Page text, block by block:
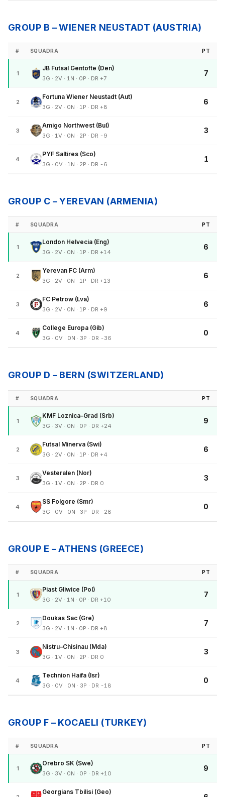
GROUP B – WIENER NEUSTADT (AUSTRIA)
# SQUADRA PT
1
JB Futsal Gentofte (Den)
3G · 2V · 1N · 0P · DR +7
7
2
Fortuna Wiener Neustadt (Aut)
3G · 2V · 0N · 1P · DR +8
6
3
Amigo Northwest (Bul)
3G · 1V · 0N · 2P · DR -9
3
4
PYF Saltires (Sco)
3G · 0V · 1N · 2P · DR -6
1
GROUP C – YEREVAN (ARMENIA)
# SQUADRA PT
1
London Helvecia (Eng)
3G · 2V · 0N · 1P · DR +14
6
2
Yerevan FC (Arm)
3G · 2V · 0N · 1P · DR +13
6
3
FC Petrow (Lva)
3G · 2V · 0N · 1P · DR +9
6
4
College Europa (Gib)
3G · 0V · 0N · 3P · DR -36
0
GROUP D – BERN (SWITZERLAND)
# SQUADRA PT
1
KMF Loznica–Grad (Srb)
3G · 3V · 0N · 0P · DR +24
9
2
Futsal Minerva (Swi)
3G · 2V · 0N · 1P · DR +4
6
3
Vesteralen (Nor)
3G · 1V · 0N · 2P · DR 0
3
4
SS Folgore (Smr)
3G · 0V · 0N · 3P · DR -28
0
GROUP E – ATHENS (GREECE)
# SQUADRA PT
1
Piast Gliwice (Pol)
3G · 2V · 1N · 0P · DR +10
7
2
Doukas Sac (Gre)
3G · 2V · 1N · 0P · DR +8
7
3
Nistru–Chisinau (Mda)
3G · 1V · 0N · 2P · DR 0
3
4
Technion Haifa (Isr)
3G · 0V · 0N · 3P · DR -18
0
GROUP F – KOCAELI (TURKEY)
# SQUADRA PT
1
Orebro SK (Swe)
3G · 3V · 0N · 0P · DR +10
9
Georgians Tbilisi (Geo)